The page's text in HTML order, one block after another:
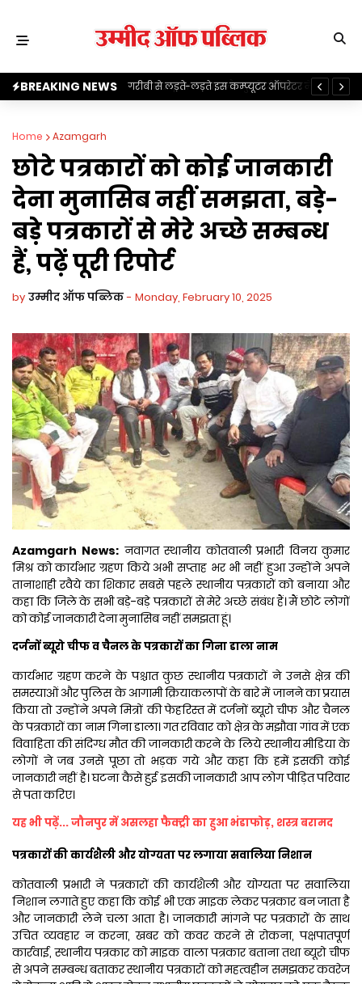
BREAKING NEWS
के मेडिकल कालेज में शराब
गरीबी से लड़ते-लड़ते इस कम्प्यूटर ऑपरेटर ने लिख दी
Home
Azamgarh
छोटे पत्रकारों को कोई जानकारी
देना मुनासिब नहीं समझता, बड़े-
बड़े पत्रकारों से मेरे अच्छे सम्बन्ध
हैं, पढ़ें पूरी रिपोर्ट
by उम्मीद ऑफ पब्लिक - Monday, February 10, 2025
Azamgarh News: नवागत स्थानीय कोतवाली प्रभारी विनय कुमार
मिश्र को कार्यभार ग्रहण किये अभी सप्ताह भर भी नहीं हुआ उन्होंने अपने
तानाशाही रवैये का शिकार सबसे पहले स्थानीय पत्रकारों को बनाया और
कहा कि जिले के सभी बड़े-बड़े पत्रकारों से मेरे अच्छे संबंध हैं। मैं छोटे लोगों
को कोई जानकारी देना मुनासिब नहीं समझता हूं।
दर्जनों ब्यूरो चीफ व चैनल के पत्रकारों का गिना डाला नाम
कार्यभार ग्रहण करने के पश्चात कुछ स्थानीय पत्रकारों ने उनसे क्षेत्र की
समस्याओं और पुलिस के आगामी क्रियाकलापों के बारे में जानने का प्रयास
किया तो उन्होंने अपने मित्रों की फेहरिस्त में दर्जनों ब्यूरो चीफ और चैनल
के पत्रकारों का नाम गिना डाला। गत रविवार को क्षेत्र के मझौवा गांव में एक
विवाहिता की संदिग्ध मौत की जानकारी करने के लिये स्थानीय मीडिया के
लोगों ने जब उनसे पूछा तो भड़क गये और कहा कि हमें इसकी कोई
जानकारी नहीं है। घटना कैसे हुई इसकी जानकारी आप लोग पीड़ित परिवार
से पता करिए।
यह भी पढ़ें... जौनपुर में असलहा फैक्ट्री का हुआ भंडाफोड़, शस्त्र बरामद
पत्रकारों की कार्यशैली और योग्यता पर लगाया सवालिया निशान
कोतवाली प्रभारी ने पत्रकारों की कार्यशैली और योग्यता पर सवालिया
निशान लगाते हुए कहा कि कोई भी एक माइक लेकर पत्रकार बन जाता है
और जानकारी लेने चला आता है। जानकारी मांगने पर पत्रकारों के साथ
उचित व्यवहार न करना, खबर को कवर करने से रोकना, पक्षपातपूर्ण
कार्रवाई, स्थानीय पत्रकार को माइक वाला पत्रकार बताना तथा ब्यूरो चीफ
से अपने सम्बन्ध बताकर स्थानीय पत्रकारों को महत्वहीन समझकर कवरेज